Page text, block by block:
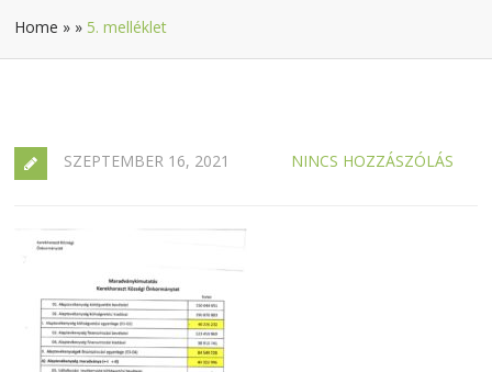
Home » » 5. melléklet
SZEPTEMBER 16, 2021 NINCS HOZZÁSZÓLÁS